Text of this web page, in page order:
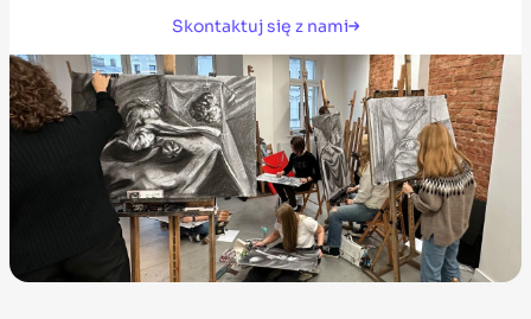
Skontaktuj się z nami